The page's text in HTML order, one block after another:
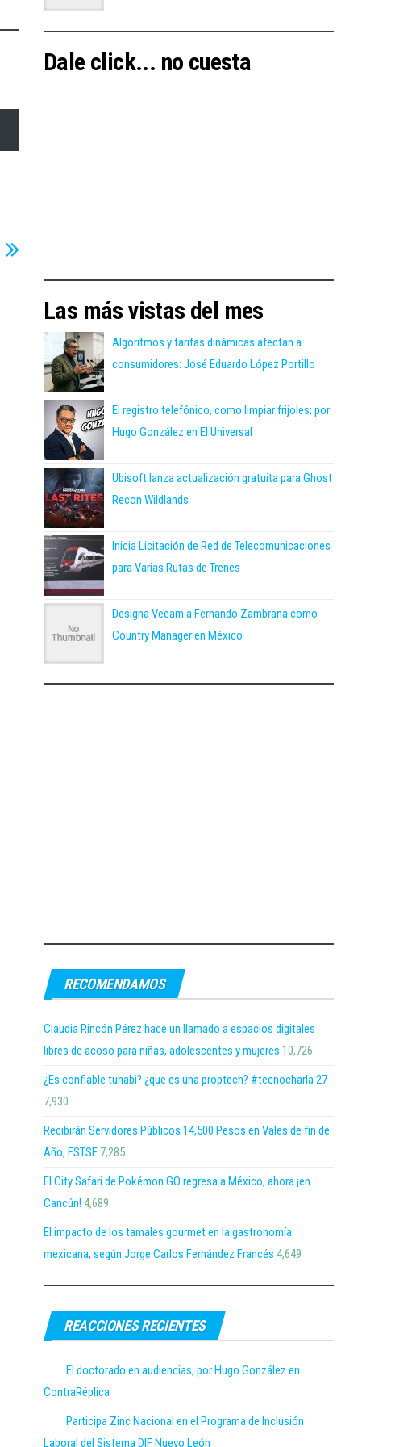
Dale click... no cuesta
Las más vistas del mes
Algoritmos y tarifas dinámicas afectan a
consumidores: José Eduardo López Portillo
El registro telefónico, como limpiar frijoles; por
Hugo González en El Universal
Ubisoft lanza actualización gratuita para Ghost
Recon Wildlands
Inicia Licitación de Red de Telecomunicaciones
para Varias Rutas de Trenes
Designa Veeam a Fernando Zambrana como
Country Manager en México
RECOMENDAMOS
Claudia Rincón Pérez hace un llamado a espacios digitales
libres de acoso para niñas, adolescentes y mujeres 10,726
¿Es confiable tuhabi? ¿que es una proptech? #tecnocharla 27
7,930
Recibirán Servidores Públicos 14,500 Pesos en Vales de fin de
Año, FSTSE 7,285
El City Safari de Pokémon GO regresa a México, ahora ¡en
Cancún! 4,689
El impacto de los tamales gourmet en la gastronomía
mexicana, según Jorge Carlos Fernández Francés 4,649
REACCIONES RECIENTES
El doctorado en audiencias, por Hugo González en
ContraRéplica
Participa Zinc Nacional en el Programa de Inclusión
Laboral del Sistema DIF Nuevo León